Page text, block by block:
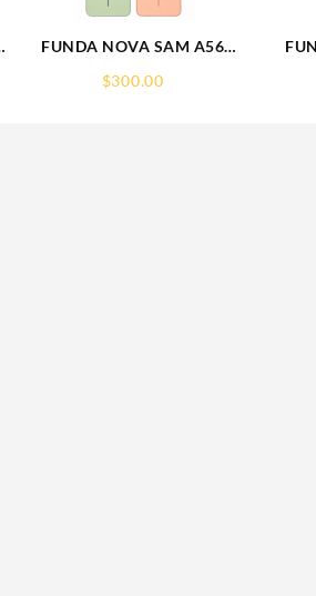
FUNDA NOVA SAM A56
SOPORTE MAGNETICO
$300.00